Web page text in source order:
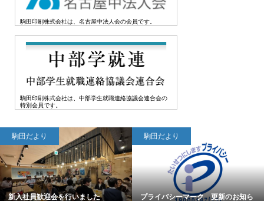
駒田印刷株式会社は、名古屋中法人会の会員です。
駒田印刷株式会社は、中部学生就職連絡協議会連合会の
特別会員です。
駒田だより
新入社員歓迎会を行いました
駒田だより
プライバシーマーク 更新のお知ら